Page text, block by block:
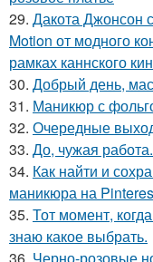
29. Дакота Джонсон
Motion от модного
рамках каннского
30. Добрый день,
31. Маникюр с
32. Очередные
33. До, чужая работа.
34. Как найти и
маникюра на
35. Тот момент,
знаю какое выбрать.
36. Черно-розовые